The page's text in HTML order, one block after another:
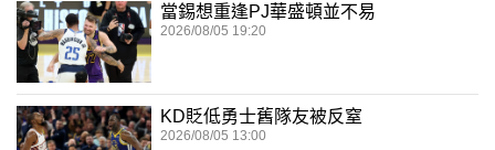
當錫想重逢PJ華盛頓並不易
2026/08/05 19:20
KD貶低勇士舊隊友被反窒
2026/08/05 13:00